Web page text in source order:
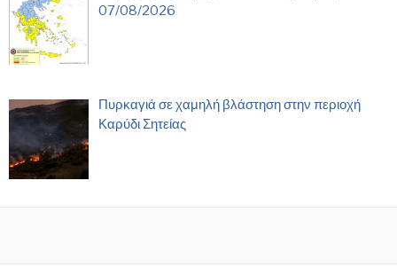
07/08/2026
Πυρκαγιά σε χαμηλή βλάστηση στην περιοχή
Καρύδι Σητείας